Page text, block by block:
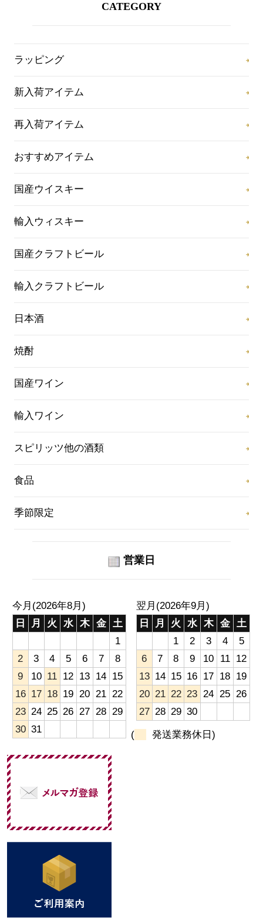
CATEGORY
ラッピング
新入荷アイテム
再入荷アイテム
おすすめアイテム
国産ウイスキー
輸入ウィスキー
国産クラフトビール
輸入クラフトビール
日本酒
焼酎
国産ワイン
輸入ワイン
スピリッツ他の酒類
食品
季節限定
営業日
今月(2026年8月)
日
月 火 水 木 金 土
1
2
3 4 5 6 7
8
9
10 11 12 13 14 15
16 17 18 19 20 21 22
23 24 25 26 27 28 29
30 31
翌月(2026年9月)
日
月 火 水 木 金
土
1
2 3 4
5
6
7 8 9 10 11
12
13 14 15 16 17 18 19
20 21 22 23 24 25 26
27 28 29 30
( 発送業務休日)